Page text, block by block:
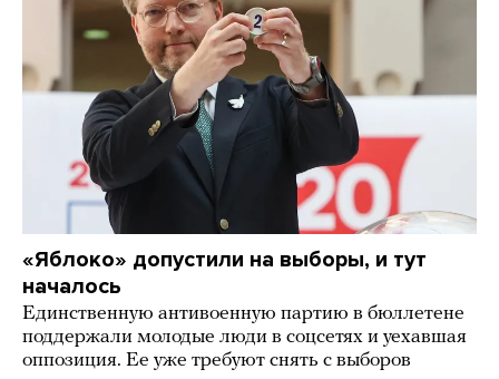
«Яблоко» допустили на выборы, и тут
началось
Единственную антивоенную партию в бюллетене
поддержали молодые люди в соцсетях и уехавшая
оппозиция. Ее уже требуют снять с выборов